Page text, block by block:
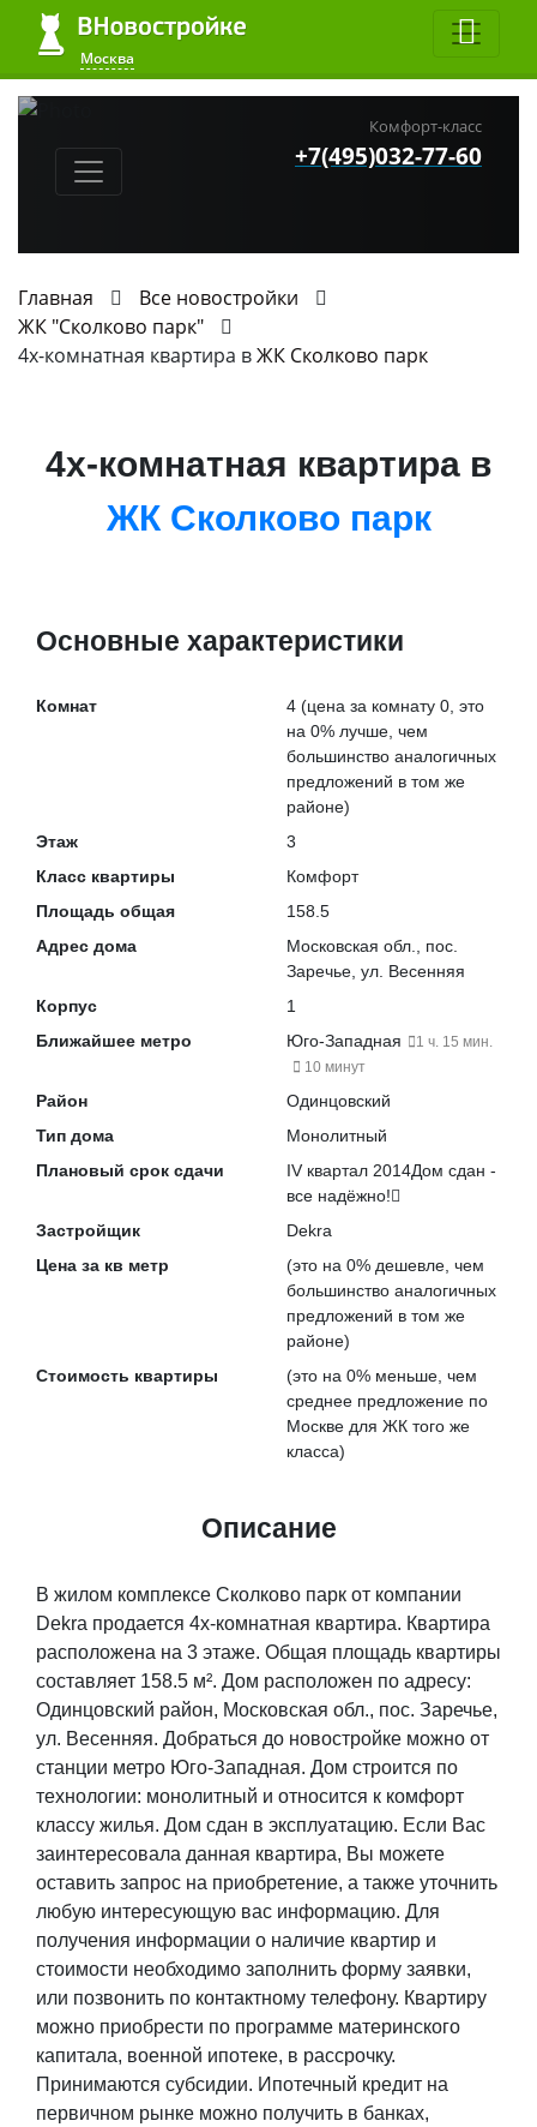
Москва
Комфорт-класс
+7(495)032-77-60
Главная
Все новостройки
ЖК "Сколково парк"
4х-комнатная квартира вЖК Сколково парк
4х-комнатная квартира в
ЖК Сколково парк
Основные характеристики
Комнат 4 (цена за комнату 0, это
на 0% лучше , чем
большинство аналогичных
предложений в том же
районе)
Этаж
3
Класс квартиры
Комфорт
Площадь общая
158.5
Адрес дома
Московская обл., пос.
Заречье, ул. Весенняя
Корпус
1
Ближайшее метро
Юго-Западная
1 ч. 15 мин.
10 минут
Район
Одинцовский
Тип дома
Монолитный
Плановый срок сдачи
IV квартал 2014Дом сдан -
все надёжно!
Застройщик
Dekra
Цена за кв метр
(это на 0% дешевле , чем
большинство аналогичных
предложений в том же
районе)
Стоимость квартиры
(это на 0% меньше , чем
среднее предложение по
Москве для ЖК того же
класса)
Описание
В жилом комплексе Сколково парк от компании
Dekra продается 4х-комнатная квартира. Квартира
расположена на 3 этаже. Общая площадь квартиры
составляет 158.5 м². Дом расположен по адресу:
Одинцовский район, Московская обл., пос. Заречье,
ул. Весенняя. Добраться до новостройке можно от
станции метро Юго-Западная. Дом строится по
технологии: монолитный и относится к комфорт
классу жилья. Дом сдан в эксплуатацию. Если Вас
заинтересовала данная квартира, Вы можете
оставить запрос на приобретение, а также уточнить
любую интересующую вас информацию. Для
получения информации о наличие квартир и
стоимости необходимо заполнить форму заявки,
или позвонить по контактному телефону. Квартиру
можно приобрести по программе материнского
капитала, военной ипотеке, в рассрочку.
Принимаются субсидии. Ипотечный кредит на
первичном рынке можно получить в банках,